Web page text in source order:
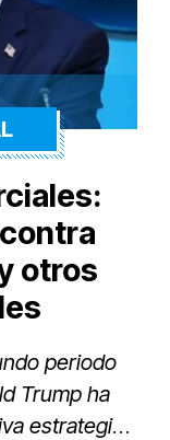
otros
periodo
Trump ha
estrategia